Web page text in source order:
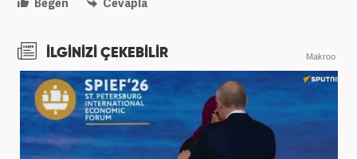
İLGİNİZİ ÇEKEBİLİR Makroo